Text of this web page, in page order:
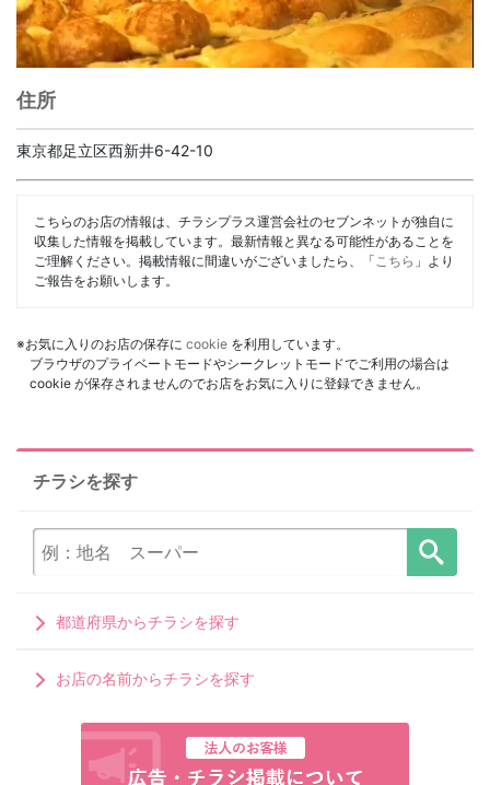
住所
東京都足立区西新井6-42-10
こちらのお店の情報は、チラシプラス運営会社のセブンネットが独自に
収集した情報を掲載しています。最新情報と異なる可能性があることを
ご理解ください。掲載情報に間違いがございましたら、「 こちら 」より
ご報告をお願いします。
※お気に入りのお店の保存に cookie を利用しています。
ブラウザのプライベートモードやシークレットモードでご利用の場合は
cookie が保存されませんのでお店をお気に入りに登録できません。
チラシを探す
都道府県からチラシを探す
お店の名前からチラシを探す